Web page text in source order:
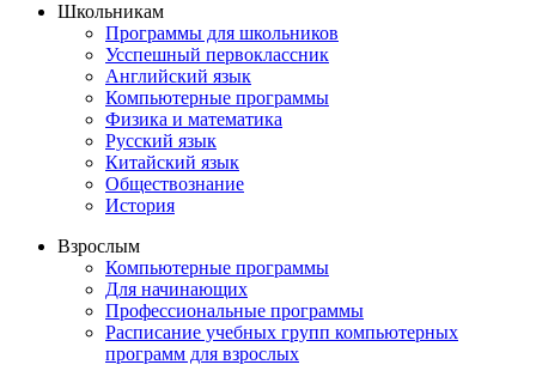
Школьникам
Программы для школьников
Усспешный первоклассник
Английский язык
Компьютерные программы
Физика и математика
Русский язык
Китайский язык
Обществознание
История
Взрослым
Компьютерные программы
Для начинающих
Профессиональные программы
Расписание учебных групп компьютерных
программ для взрослых